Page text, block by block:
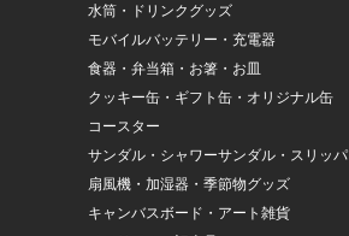
水筒・ドリンクグッズ
モバイルバッテリー・充電器
食器・弁当箱・お箸・お皿
クッキー缶・ギフト缶・オリジナル缶
コースター
サンダル・シャワーサンダル・スリッパ
扇風機・加湿器・季節物グッズ
キャンバスボード・アート雑貨